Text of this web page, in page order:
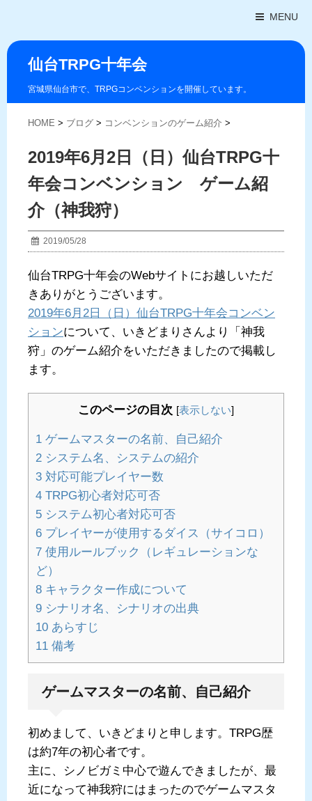
MENU
仙台TRPG十年会
宮城県仙台市で、TRPGコンベンションを開催しています。
HOME > ブログ > コンベンションのゲーム紹介 >
2019年6月2日（日）仙台TRPG十
年会コンベンション ゲーム紹
介（神我狩）
2019/05/28
仙台TRPG十年会のWebサイトにお越しいただ
きありがとうございます。
2019年6月2日（日）仙台TRPG十年会コンベン
ションについて、いきどまりさんより「神我
狩」のゲーム紹介をいただきましたので掲載し
ます。
このページの目次 [表示しない]
1 ゲームマスターの名前、自己紹介
2 システム名、システムの紹介
3 対応可能プレイヤー数
4 TRPG初心者対応可否
5 システム初心者対応可否
6 プレイヤーが使用するダイス（サイコロ）
7 使用ルールブック（レギュレーションな
ど）
8 キャラクター作成について
9 シナリオ名、シナリオの出典
10 あらすじ
11 備考
ゲームマスターの名前、自己紹介
初めまして、いきどまりと申します。TRPG歴
は約7年の初心者です。
主に、シノビガミ中心で遊んできましたが、最
近になって神我狩にはまったのでゲームマスタ